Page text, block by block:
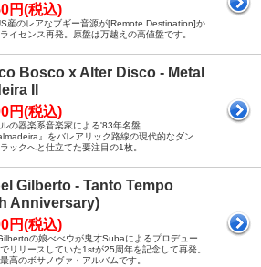
円(税込)
産のレアなブギー音源が[Remote Destination]か
イセンス再発。原盤は万越えの高値盤です。
Bosco x Alter Disco - Metal
II
円(税込)
の器楽系音楽家による'83年名盤
』をバレアリック路線の現代的なダン
ックへと仕立てた要注目の1枚。
Gilberto - Tanto Tempo
Anniversary)
円(税込)
の娘べべウが鬼才Subaによるプロデュー
リリースしていた1stが25周年を記念して再発。
高のボサノヴァ・アルバムです。